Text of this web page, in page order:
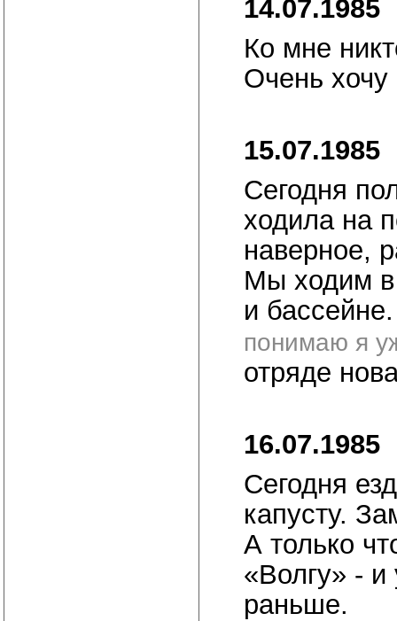
14.07.1985
Ко мне
Очень
15.07.1985
Сегодня
ходила на
наверное,
Мы ходим в
и
понимаю я
отряде
16.07.1985
Сегодня
капусту.
А только
«Волгу» -
раньше.